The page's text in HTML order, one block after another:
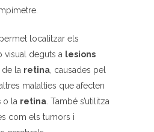
localitzar els
visual deguts a lesions
de la retina , causades pel
malalties que afecten
o la retina . També s’utilitza
com els tumors i